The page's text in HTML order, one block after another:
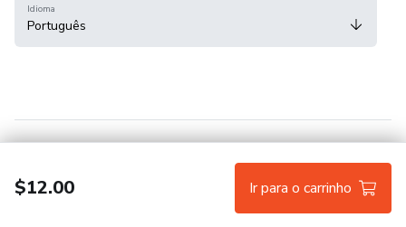
$12.00 Ir para o carrinho
Idioma
Português
Hotmart — 2011-2026 © Todos os direitos reservados.